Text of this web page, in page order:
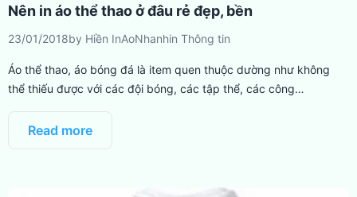
Nên in áo thể thao ở đâu rẻ đẹp, bền
23/01/2018by Hiền InAoNhanhin Thông tin
Áo thể thao, áo bóng đá là item quen thuộc dường như không
thể thiếu được với các đội bóng, các tập thể, các công…
Read more